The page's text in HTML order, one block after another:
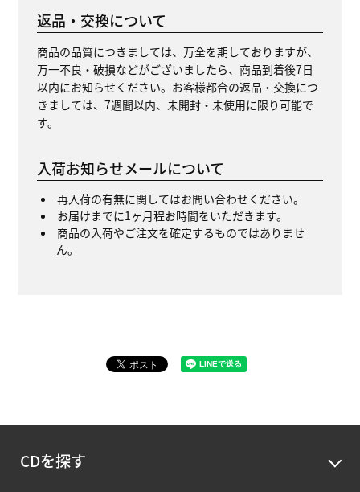
返品・交換について
商品の品質につきましては、万全を期しておりますが、
万一不良・破損などがございましたら、商品到着後7日
以内にお知らせください。お客様都合の返品・交換につ
きましては、7週間以内、未開封・未使用に限り可能で
す。
入荷お知らせメールについて
再入荷の有無に関してはお問い合わせください。
お届けまでに1ヶ月程お時間をいただきます。
商品の入荷やご注文を確定するものではありませ
ん。
CDを探す